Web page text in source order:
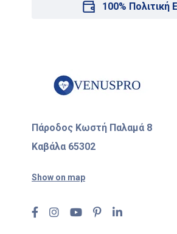
100%
Πάροδος Κωστή Παλαμά 8
Καβάλα 65302
Show on map